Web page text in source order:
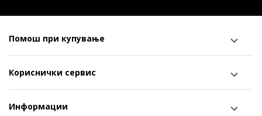
Помош при купување
Кориснички сервис
Информации